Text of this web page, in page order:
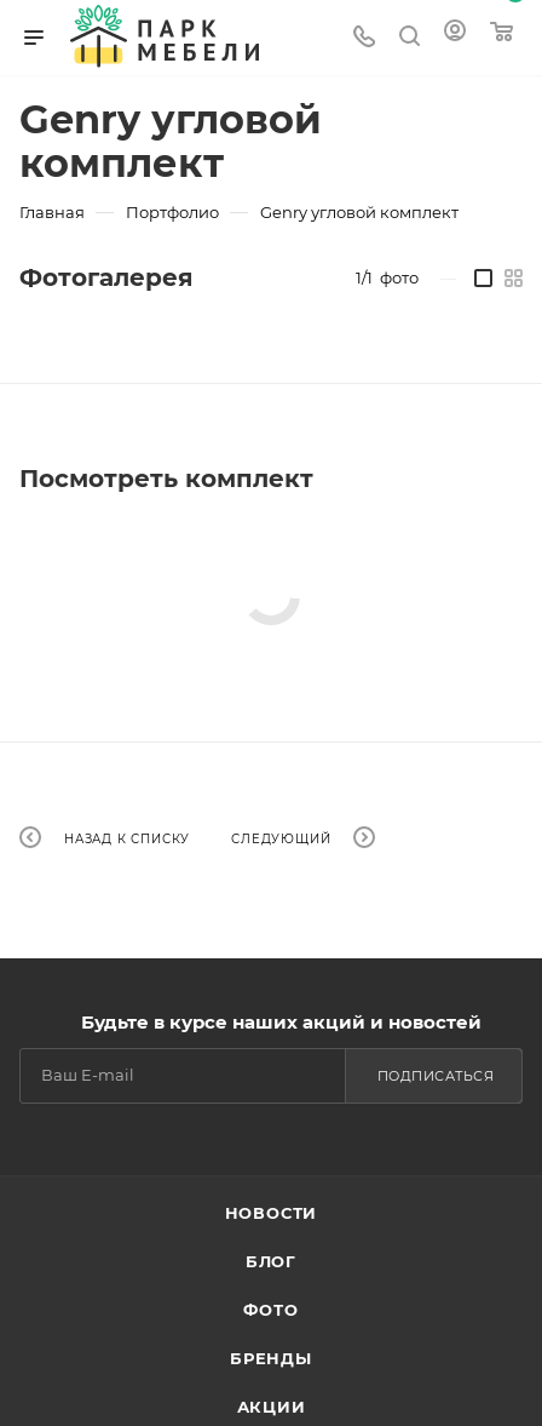
Genry угловой
комплект
Главная — Портфолио — Genry угловой комплект
Фотогалерея 1/1 фото
Посмотреть комплект
НАЗАД К СПИСКУ СЛЕДУЮЩИЙ
Будьте в курсе наших акций и новостей
ПОДПИСАТЬСЯ
НОВОСТИ
БЛОГ
ФОТО
БРЕНДЫ
АКЦИИ